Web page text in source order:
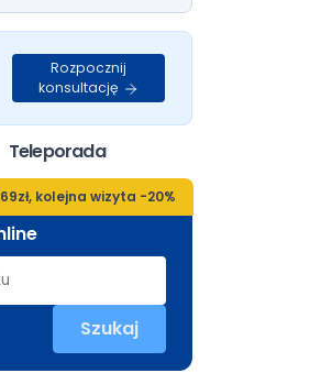
Rozpocznij
konsultację
Teleporada
kolejna wizyta -20%
Szukaj